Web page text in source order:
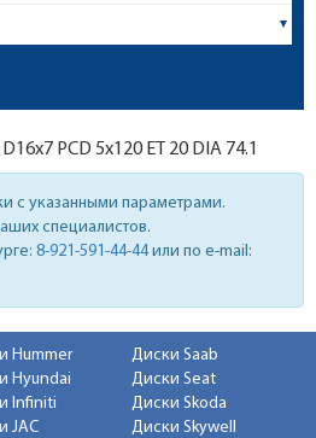
D16x7 PCD 5x120 ET 20 DIA 74.1
с указанными параметрами.
специалистов.
8-921-591-44-44или по e-mail:
Hummer
Hyundai
Infiniti
JAC
Диски Saab
Диски Seat
Диски Skoda
Диски Skywell